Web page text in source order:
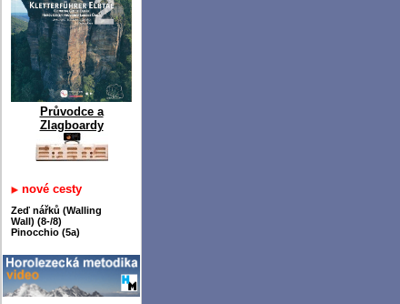
Průvodce a
Zlagboardy
nové cesty
Zeď nářků (Walling
Wall) (8-/8)
Pinocchio (5a)